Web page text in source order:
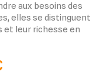
aux besoins des
elles se distinguent
et leur richesse en